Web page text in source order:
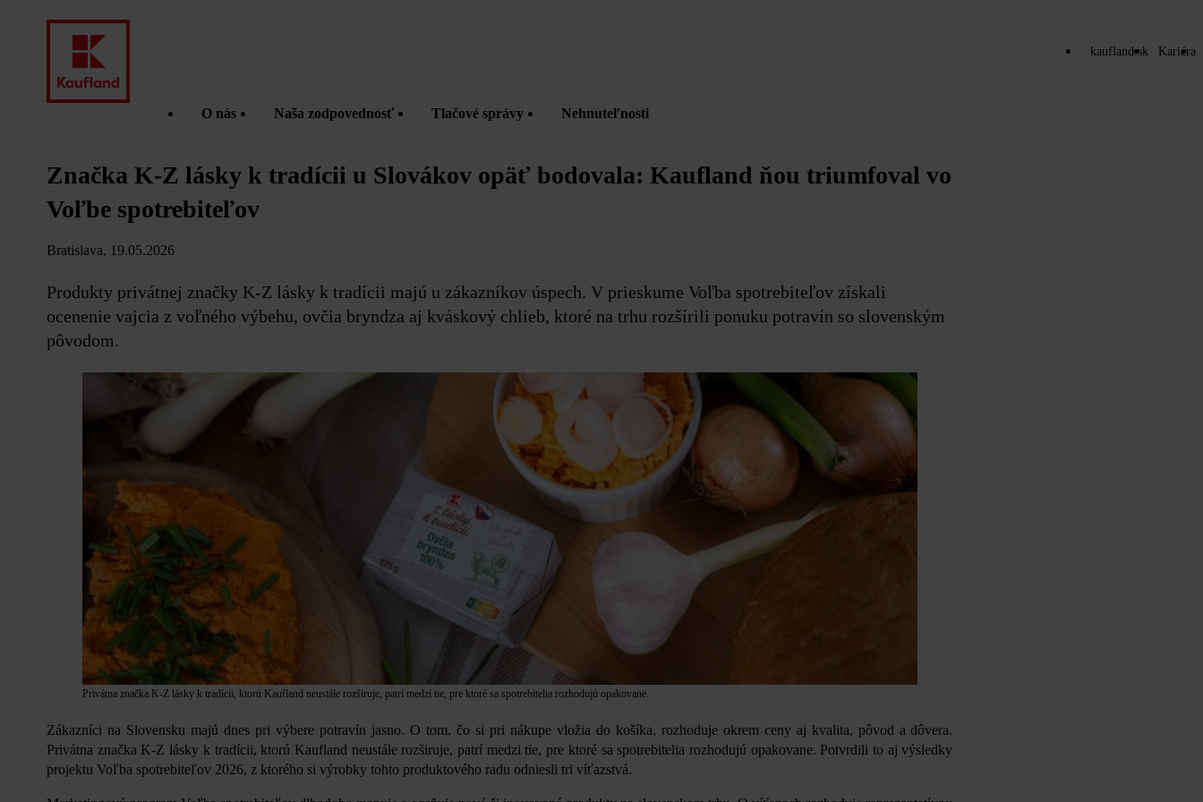
O nás Naša zodpovednosť Tlačové správy Nehnuteľnosti
kaufland.sk Kariéra
Značka K-Z lásky k tradícii u Slovákov opäť bodovala: Kaufland ňou triumfoval vo
Voľbe spotrebiteľov
Bratislava, 19.05.2026
Produkty privátnej značky K-Z lásky k tradícii majú u zákazníkov úspech. V prieskume Voľba spotrebiteľov získali
ocenenie vajcia z voľného výbehu, ovčia bryndza aj kváskový chlieb, ktoré na trhu rozšírili ponuku potravín so slovenským
pôvodom.
Privátna značka K-Z lásky k tradícii, ktorú Kaufland neustále rozširuje, patrí medzi tie, pre ktoré sa spotrebitelia rozhodujú opakovane.
Zákazníci na Slovensku majú dnes pri výbere potravín jasno. O tom, čo si pri nákupe vložia do košíka, rozhoduje okrem ceny aj kvalita, pôvod a dôvera.
Privátna značka K-Z lásky k tradícii, ktorú Kaufland neustále rozširuje, patrí medzi tie, pre ktoré sa spotrebitelia rozhodujú opakovane. Potvrdili to aj výsledky
projektu Voľba spotrebiteľov 2026, z ktorého si výrobky tohto produktového radu odniesli tri víťazstvá.